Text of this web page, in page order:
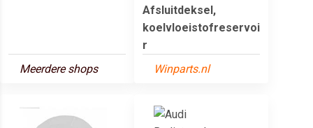
Meerdere shops
Afsluitdeksel,
koelvloeistofreservoi
r
Winparts.nl